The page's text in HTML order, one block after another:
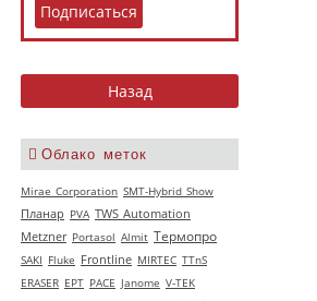
Облако меток
Mirae Corporation SMT-Hybrid Show
Планар PVA TWS Automation
Metzner Portasol Almit Термопро
SAKI Fluke Frontline MIRTEC TTnS
ERASER EPT РАСЕ Janome V‑TEK